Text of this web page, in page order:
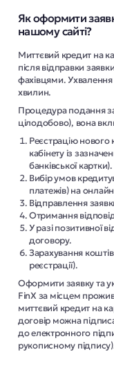
Як оформити
нашому сайті?
Миттєвий кредит на
після відправки
фахівцями.
хвилин.
Процедура подання
цілодобово), вона
Реєстрацію нового
кабінету із
банківської картки).
Вибір умов
платежів) на
Відправлення
Отримання
У разі позитивної
договору.
Зарахування
реєстрації).
Оформити заявку та
FinX за місцем
миттєвий кредит на
договір можна
до електронного
рукописному